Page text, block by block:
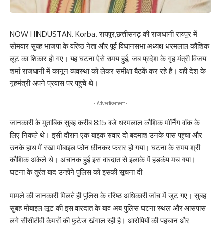
NOW HINDUSTAN. Korba. रायपुर,छत्तीसगढ़ की राजधानी रायपुर में
सोमवार सुबह भाजपा के वरिष्ठ नेता और पूर्व विधानसभा अध्यक्ष धरमलाल कौशिक
लूट का शिकार हो गए। यह घटना ऐसे समय हुई, जब प्रदेश के गृह मंत्री विजय
शर्मा राजधानी में कानून व्यवस्था को लेकर समीक्षा बैठकें कर रहे हैं। वही देश के
गृहमंत्री अपने प्रवास पर पहुंचे थे।
- Advertisement -
जानकारी के मुताबिक सुबह करीब 8:15 बजे धरमलाल कौशिक मॉर्निंग वॉक के
लिए निकले थे। इसी दौरान एक बाइक सवार दो बदमाश उनके पास पहुंचा और
उनके हाथ में रखा मोबाइल फोन छीनकर फरार हो गया। घटना के समय श्री
कौशिक अकेले थे। अचानक हुई इस वारदात से इलाके में हड़कंप मच गया।
घटना के तुरंत बाद उन्होंने पुलिस को इसकी सूचना दी ।
मामले की जानकारी मिलते ही पुलिस के वरिष्ठ अधिकारी जांच में जुट गए। सुबह-
सुबह मोबाइल लूट की इस वारदात के बाद अब पुलिस घटना स्थल और आसपास
लगे सीसीटीवी कैमरों की फुटेज खंगाल रही है। आरोपियों की पहचान और